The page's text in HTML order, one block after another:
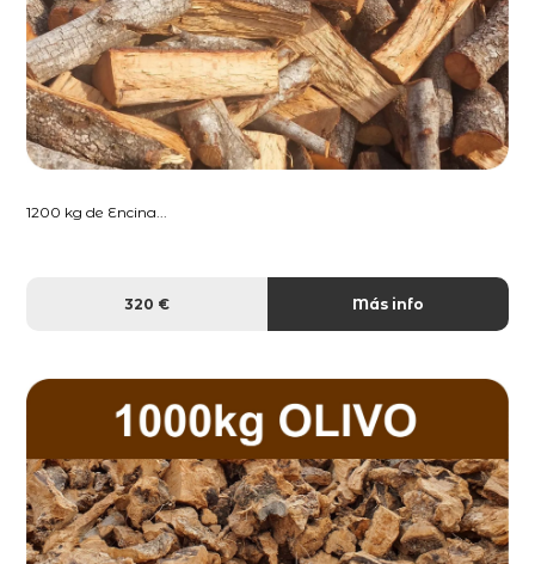
1200 kg de Encina...
320 € Más info